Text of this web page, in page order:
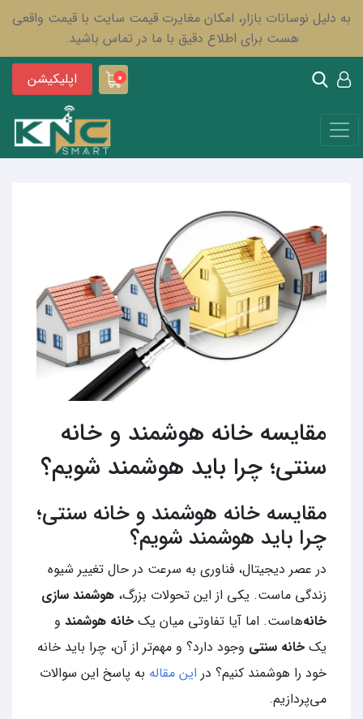
به دلیل نوسانات بازار، امکان مغایرت قیمت سایت با قیمت واقعی
هست برای اطلاع دقیق با ما در تماس باشید.
0 اپلیکیشن
مقایسه خانه هوشمند و خانه
سنتی؛ چرا باید هوشمند شویم؟
مقایسه خانه هوشمند و خانه سنتی؛
چرا باید هوشمند شویم؟
در عصر دیجیتال، فناوری به سرعت در حال تغییر شیوه
زندگی ماست. یکی از این تحولات بزرگ، هوشمند سازی
خانه‌هاست. اما آیا تفاوتی میان یک خانه هوشمند و
یک خانه سنتی وجود دارد؟ و مهم‌تر از آن، چرا باید خانه
خود را هوشمند کنیم؟ در این مقاله به پاسخ این سوالات
می‌پردازیم.